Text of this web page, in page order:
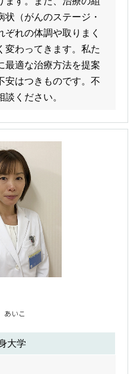
（がんのステージ・
れの体調や取りまく
変わってきます。私た
最適な治療方法を提案
安はつきものです。不
ください。
いこ
大学